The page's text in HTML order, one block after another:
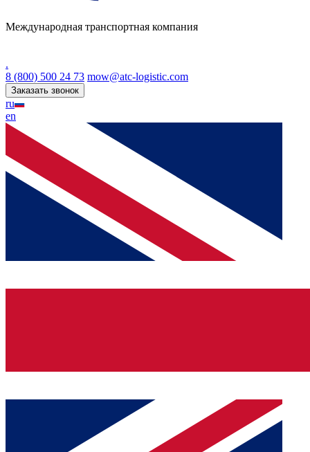
Международная транспортная компания
.
8 (800) 500 24 73 mow@atc-logistic.com
Заказать звонок
ru
en